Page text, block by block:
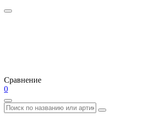
Сравнение
0